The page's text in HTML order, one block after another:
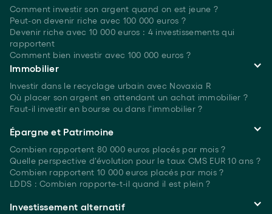
Comment investir son argent quand on est jeune ?
Peut-on devenir riche avec 100 000 euros ?
Devenir riche avec 10 000 euros : 4 investissements qui
rapportent
Comment bien investir avec 100 000 euros ?
Immobilier
Investir dans le recyclage urbain avec Novaxia R
Où placer son argent en attendant un achat immobilier ?
Faut-il investir en bourse ou dans l'immobilier ?
Épargne et Patrimoine
Combien rapportent 80 000 euros placés par mois ?
Quelle perspective d'évolution pour le taux CMS EUR 10 ans ?
Combien rapportent 10 000 euros placés par mois ?
LDDS : Combien rapporte-t-il quand il est plein ?
Investissement alternatif